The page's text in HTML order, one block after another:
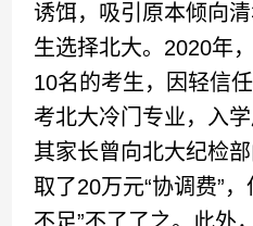
诱饵，吸引原本倾向
生选择北大。2020年
10名的考生，因轻信
考北大冷门专业，入
其家长曾向北大纪检
取了20万元“协调费”